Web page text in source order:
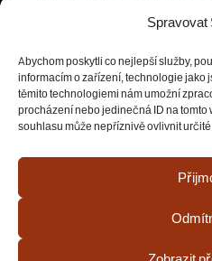
Spravovat
Abychom poskytli co nejlepší služby,
informacím o zařízení, technologie jako
těmito technologiemi nám umožní
procházení nebo jedinečná ID na
souhlasu může nepříznivě ovlivnit
Web může obsahovat reklamy a
Ochrana